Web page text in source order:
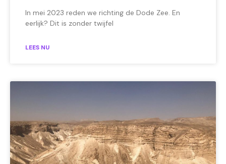
In mei 2023 reden we richting de Dode Zee. En
eerlijk? Dit is zonder twijfel
LEES NU